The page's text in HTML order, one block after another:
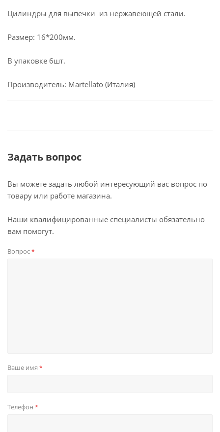
Цилиндры для выпечки из нержавеющей стали.
Размер: 16*200мм.
В упаковке 6шт.
Производитель: Martellato (Италия)
Задать вопрос
Вы можете задать любой интересующий вас вопрос по
товару или работе магазина.
Наши квалифицированные специалисты обязательно
вам помогут.
Вопрос*
Ваше имя *
Телефон *